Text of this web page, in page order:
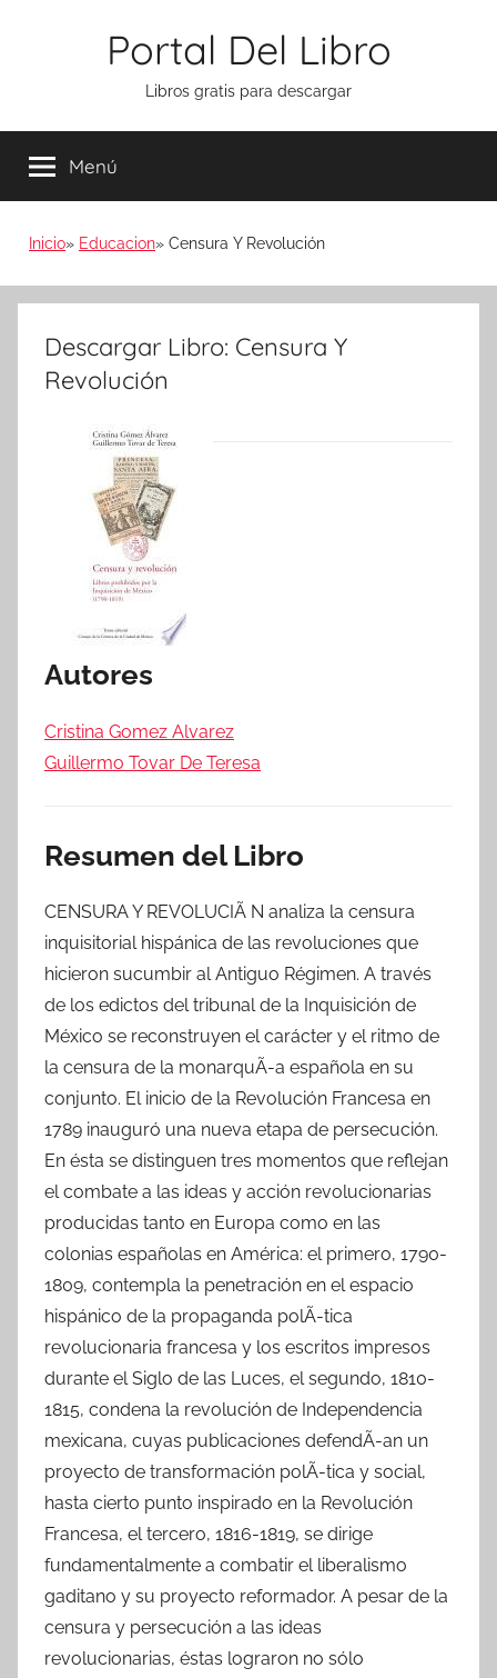
Portal Del Libro
Libros gratis para descargar
Menú
Inicio Educacion Censura Y Revolución
Descargar Libro: Censura Y
Revolución
Autores
Cristina Gomez Alvarez
Guillermo Tovar De Teresa
Resumen del Libro
CENSURA Y REVOLUCIÃ N analiza la censura
inquisitorial hispánica de las revoluciones que
hicieron sucumbir al Antiguo Régimen. A través
de los edictos del tribunal de la Inquisición de
México se reconstruyen el carácter y el ritmo de
la censura de la monarquÃ-a española en su
conjunto. El inicio de la Revolución Francesa en
1789 inauguró una nueva etapa de persecución.
En ésta se distinguen tres momentos que reflejan
el combate a las ideas y acción revolucionarias
producidas tanto en Europa como en las
colonias españolas en América: el primero, 1790-
1809, contempla la penetración en el espacio
hispánico de la propaganda polÃ-tica
revolucionaria francesa y los escritos impresos
durante el Siglo de las Luces, el segundo, 1810-
1815, condena la revolución de Independencia
mexicana, cuyas publicaciones defendÃ-an un
proyecto de transformación polÃ-tica y social,
hasta cierto punto inspirado en la Revolución
Francesa, el tercero, 1816-1819, se dirige
fundamentalmente a combatir el liberalismo
gaditano y su proyecto reformador. A pesar de la
censura y persecución a las ideas
revolucionarias, éstas lograron no sólo